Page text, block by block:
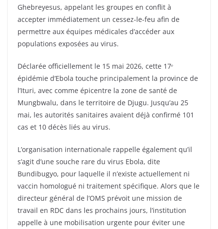
Ghebreyesus, appelant les groupes en conflit à
accepter immédiatement un cessez-le-feu afin de
permettre aux équipes médicales d’accéder aux
populations exposées au virus.
Déclarée officiellement le 15 mai 2026, cette 17ᵉ
épidémie d’Ebola touche principalement la province de
l’Ituri, avec comme épicentre la zone de santé de
Mungbwalu, dans le territoire de Djugu. Jusqu’au 25
mai, les autorités sanitaires avaient déjà confirmé 101
cas et 10 décès liés au virus.
L’organisation internationale rappelle également qu’il
s’agit d’une souche rare du virus Ebola, dite
Bundibugyo, pour laquelle il n’existe actuellement ni
vaccin homologué ni traitement spécifique. Alors que le
directeur général de l’OMS prévoit une mission de
travail en RDC dans les prochains jours, l’institution
appelle à une mobilisation urgente pour éviter une